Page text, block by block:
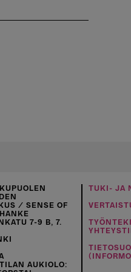
/ SENSE OF
7-9 B, 7.
AUKIOLO:
TUKI- JA